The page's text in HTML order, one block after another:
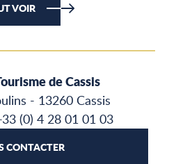
VOIR
de Cassis
- 13260 Cassis
(0) 4 28 01 01 03
CONTACTER